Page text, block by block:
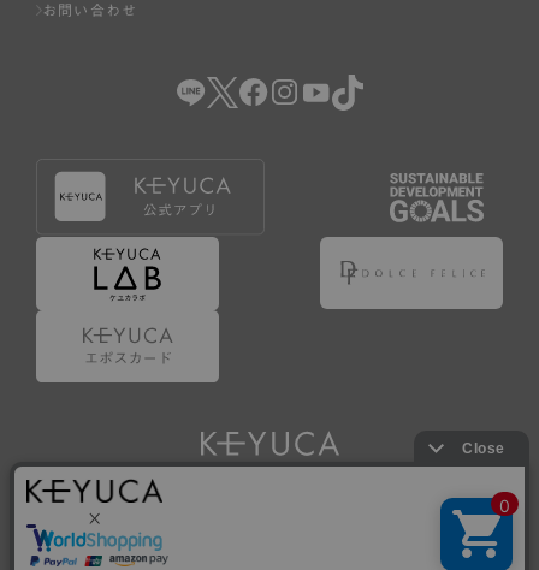
いる場合。
（5） その他、本規約または個別規定に違反した場合。
4.会員登録が取り消された場合においても、当該会員は、
弊社とのお取引等により既に発生した支払義務等の取引上
の義務および本規約上の義務の履行責任を免れないものと
します。
5.仮登録とは、ケユカが提供するアプリ等でサービスを利
用するための簡易的な会員登録（以下「仮登録」といいま
6.仮登録をすることで、第9条のポイント付与を受けるこ
とができます。
7.仮登録状態はポイントの利用は行えず、第3条1項の通り
に登録完了することでポイント利用が行えるようになりま
す。
お問い合わせ
Copyright © KAWAJUN Co., Ltd. All Rights Reserved.